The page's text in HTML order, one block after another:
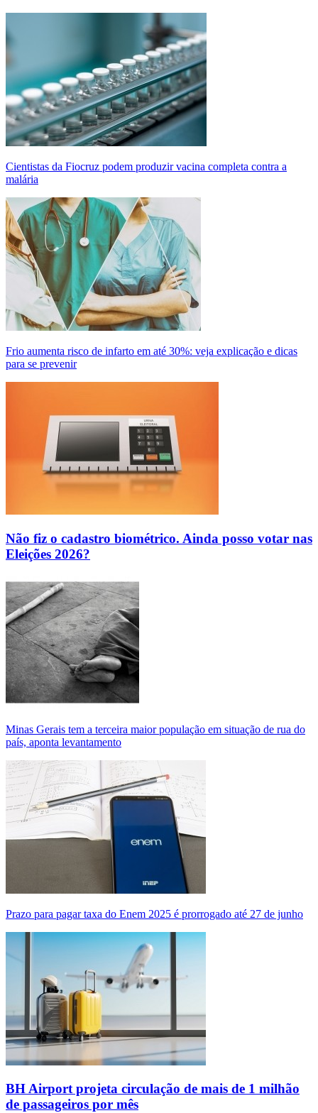
Cientistas da Fiocruz podem produzir vacina completa contra a
malária
Frio aumenta risco de infarto em até 30%: veja explicação e dicas
para se prevenir
Não fiz o cadastro biométrico. Ainda posso votar nas
Eleições 2026?
Minas Gerais tem a terceira maior população em situação de rua do
país, aponta levantamento
Prazo para pagar taxa do Enem 2025 é prorrogado até 27 de junho
BH Airport projeta circulação de mais de 1 milhão
de passageiros por mês